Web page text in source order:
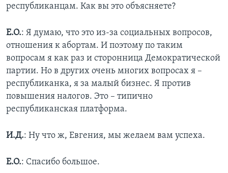
республиканцам. Как вы это объясняете?
Е.О.: Я думаю, что это из-за социальных вопросов,
отношения к абортам. И поэтому по таким
вопросам я как раз и сторонница Демократической
партии. Но в других очень многих вопросах я –
республиканка, я за малый бизнес. Я против
повышения налогов. Это – типично
республиканская платформа.
И.Д.: Ну что ж, Евгения, мы желаем вам успеха.
Е.О.: Спасибо большое.